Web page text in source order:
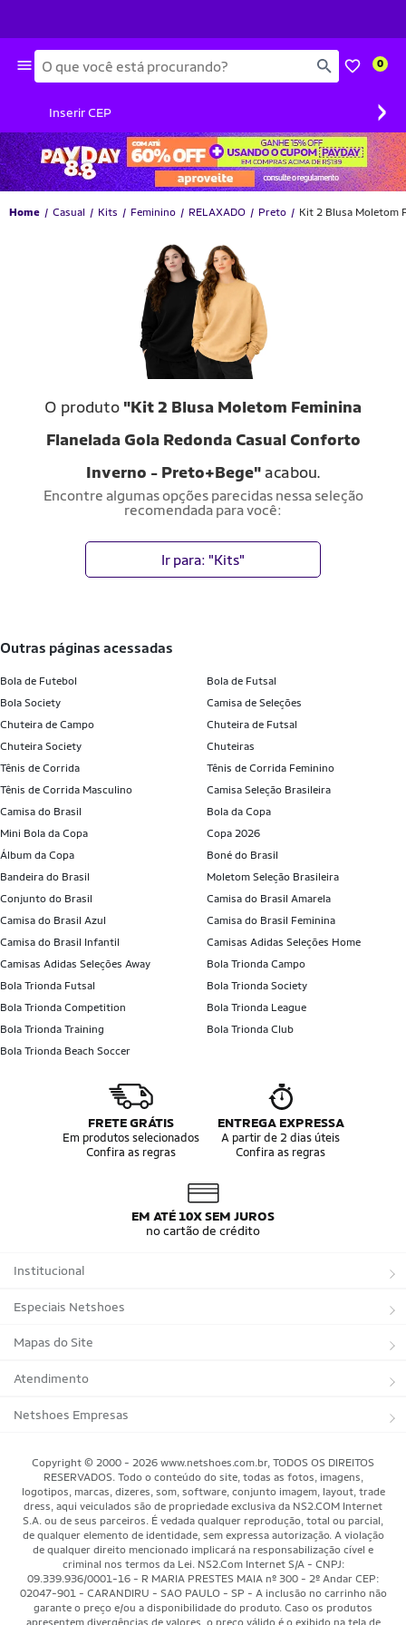
Busca 0
Inserir CEP ›
Home Casual Kits Feminino RELAXADO Preto Kit 2 Blusa Moletom
O produto "Kit 2 Blusa Moletom Feminina
Flanelada Gola Redonda Casual Conforto
Inverno - Preto+Bege"acabou.
Encontre algumas opções parecidas nessa seleção
recomendada para você:
Ir para: "Kits"
outras páginas acessadas
Bola de Futebol
Bola de Futsal
Bola Society
Camisa de Seleções
Chuteira de Campo
Chuteira de Futsal
Chuteira Society
Chuteiras
Tênis de Corrida
Tênis de Corrida Feminino
Tênis de Corrida Masculino
Camisa Seleção Brasileira
Camisa do Brasil
Bola da Copa
Mini Bola da Copa
Copa 2026
Álbum da Copa
Boné do Brasil
Bandeira do Brasil
Moletom Seleção Brasileira
Conjunto do Brasil
Camisa do Brasil Amarela
Camisa do Brasil Azul
Camisa do Brasil Feminina
Camisa do Brasil Infantil
Camisas Adidas Seleções Home
Camisas Adidas Seleções Away
Bola Trionda Campo
Bola Trionda Futsal
Bola Trionda Society
Bola Trionda Competition
Bola Trionda League
Bola Trionda Training
Bola Trionda Club
Bola Trionda Beach Soccer
FRETE GRÁTIS
Em produtos selecionados
Confira as regras
ENTREGA EXPRESSA
A partir de 2 dias úteis
Confira as regras
EM ATÉ 10X SEM JUROS
no cartão de crédito
Institucional
Sobre a Netshoes
Política de Privacidade
Programa de Afiliados
Regulamentos
Programa de Integridade
Blog
Black Friday Magalu
Black Friday Netshoes
Lojas Físicas
Especiais Netshoes
Suplementos
Corrida
Bicicletas
Basquete
Motorsport
Saúde Bem-Estar
Aventura
Mapas do Site
Marcas
Tipos de Produtos
Atendimento
Trocas e devoluções
Minha Conta
Meus Pedidos
Pagamentos
Cancelamentos
Segurança & Privacidade
Netshoes Empresas
Copyright © 2000 - 2026 www.netshoes.com.br, TODOS OS DIREITOS
RESERVADOS. Todo o conteúdo do site, todas as fotos, imagens,
logotipos, marcas, dizeres, som, software, conjunto imagem, layout, trade
dress, aqui veiculados são de propriedade exclusiva da NS2.COM Internet
S.A. ou de seus parceiros. É vedada qualquer reprodução, total ou parcial,
de qualquer elemento de identidade, sem expressa autorização. A violação
de qualquer direito mencionado implicará na responsabilização cível e
criminal nos termos da Lei. NS2.Com Internet S/A - CNPJ:
09.339.936/0001-16 - R MARIA PRESTES MAIA nº 300 - 2º Andar CEP:
02047-901 - CARANDIRU - SAO PAULO - SP - A inclusão no carrinho não
garante o preço e/ou a disponibilidade do produto. Caso os produtos
apresentem divergências de valores, o preço válido é o exibido na tela de